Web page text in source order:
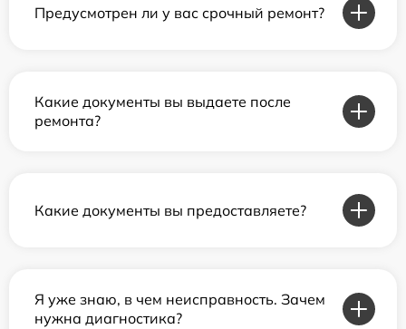
Предусмотрен ли у вас срочный ремонт?
Какие документы вы выдаете после
ремонта?
Какие документы вы предоставляете?
Я уже знаю, в чем неисправность. Зачем
нужна диагностика?